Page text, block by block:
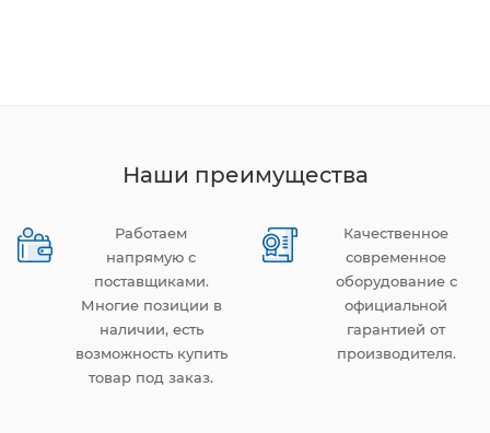
Наши преимущества
Работаем
напрямую с
поставщиками.
Многие позиции в
наличии, есть
возможность купить
товар под заказ.
Качественное
современное
оборудование с
официальной
гарантией от
производителя.